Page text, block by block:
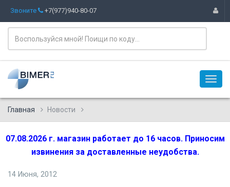
Звоните +7(977)940-80-07
Главная Новости
07.08.2026 г. магазин работает до 16 часов. Приносим
извинения за доставленные неудобства.
14 Июня, 2012